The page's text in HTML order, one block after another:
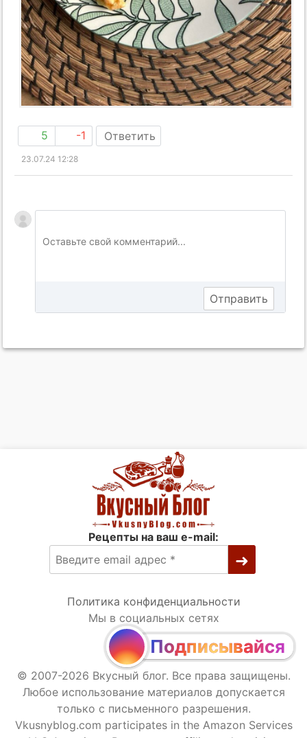
5 -1 Ответить
23.07.24 12:28
Рецепты на ваш e-mail:
Политика конфиденциальности
Мы в социальных сетях
Подписывайся
© 2007-2026 Вкусный блог. Все права защищены.
Любое использование материалов допускается
только с письменного разрешения.
Vkusnyblog.com participates in the Amazon Services